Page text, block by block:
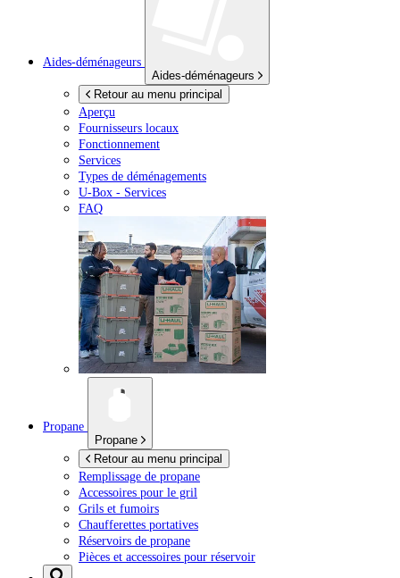
Aides-déménageurs
Aides-déménageurs
Retour au menu principal
Aperçu
Fournisseurs locaux
Fonctionnement
Services
Types de déménagements
U-Box - Services
FAQ
Propane
Propane
Retour au menu principal
Remplissage de propane
Accessoires pour le gril
Grils et fumoirs
Chaufferettes portatives
Réservoirs de propane
Pièces et accessoires pour réservoir